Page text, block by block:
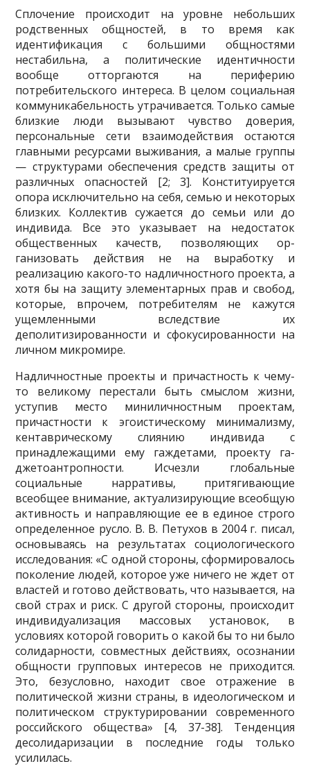
Сплочение происходит на уровне небольших
родственных общностей, в то время как
идентификация с большими общностями
нестабильна, а политические идентичности
вообще отторгаются на периферию
потребительского интереса. В целом социальная
коммуника­бельность утрачивается. Только самые
близкие люди вызывают чувство доверия,
персональ­ные сети взаимодействия остаются
главными ресурсами выживания, а малые группы
— структурами обеспечения средств защиты от
различных опасностей [2; 3]. Конституируется
опора исключительно на себя, семью и некоторых
близких. Коллектив сужается до семьи или до
индивида. Все это указывает на недостаток
общественных качеств, позволяющих ор­
ганизовать действия не на выработку и
реализацию какого-то надличностного проекта, а
хо­тя бы на защиту элементарных прав и свобод,
которые, впрочем, потребителям не кажутся
ущемленными вследствие их
деполитизированности и сфокусированности на
личном мик­ромире.
Надличностные проекты и причастность к чему-
то великому перестали быть смыслом жизни,
уступив место миниличностным проектам,
причастности к эгоистическому минима­лизму,
кентаврическому слиянию индивида с
принадлежащими ему гаждетами, проекту га-
джетоантропности. Исчезли глобальные
социальные нарративы, притягивающие
всеобщее внимание, актуализирующие всеобщую
активность и направляющие ее в единое строго
определенное русло. В. В. Петухов в 2004 г. писал,
основываясь на результатах социологиче­ского
исследования: «С одной стороны, сформировалось
поколение людей, которое уже ни­чего не ждет от
властей и готово действовать, что называется, на
свой страх и риск. С другой стороны, происходит
индивидуализация массовых установок, в
условиях которой говорить о какой бы то ни было
солидарности, совместных действиях, осознании
общности групповых интересов не приходится.
Это, безусловно, находит свое отражение в
политической жизни страны, в идеологическом и
политическом структурировании современного
российского об­щества» [4, 37-38]. Тенденция
десолидаризации в последние годы только
усилилась.